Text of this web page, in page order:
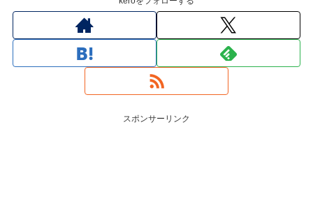
スポンサーリンク